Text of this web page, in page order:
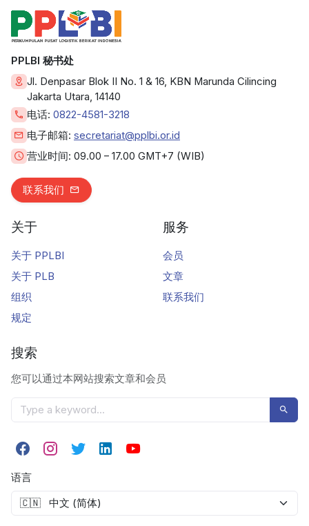
PPLBI 秘书处
Jl. Denpasar Blok II No. 1 & 16, KBN Marunda Cilincing
Jakarta Utara, 14140
电话: 0822-4581-3218
电子邮箱: secretariat@pplbi.or.id
营业时间: 09.00 – 17.00 GMT+7 (WIB)
联系我们
关于
关于 PPLBI
关于 PLB
组织
规定
服务
会员
文章
联系我们
搜索
您可以通过本网站搜索文章和会员
语言